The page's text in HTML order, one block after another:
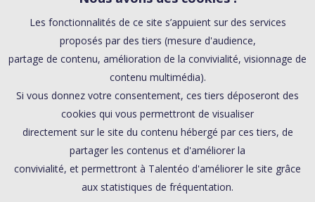
Les fonctionnalités de ce site s’appuient sur des services
proposés par des tiers (mesure d'audience,
partage de contenu, amélioration de la convivialité, visionnage de
contenu multimédia).
Si vous donnez votre consentement, ces tiers déposeront des
cookies qui vous permettront de visualiser
directement sur le site du contenu hébergé par ces tiers, de
partager les contenus et d'améliorer la
convivialité, et permettront à Talentéo d'améliorer le site grâce
aux statistiques de fréquentation.